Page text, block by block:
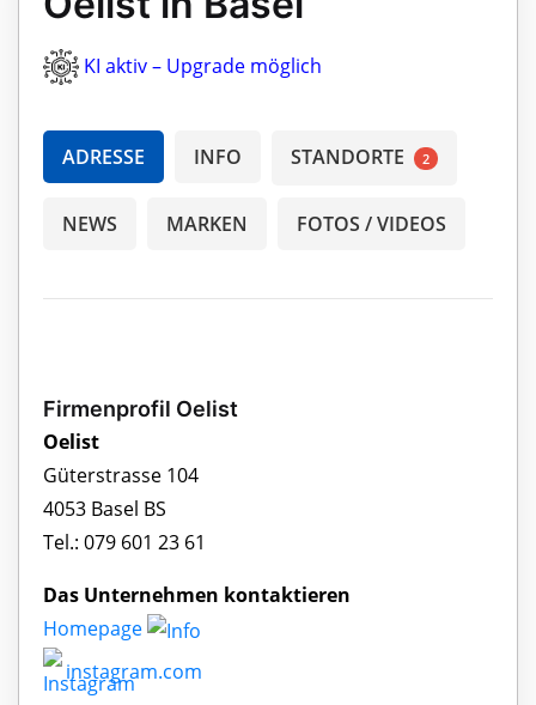
KI aktiv – Upgrade möglich
ADRESSE INFO STANDORTE 2
NEWS MARKEN FOTOS / VIDEOS
Firmenprofil Oelist
Oelist
Güterstrasse 104
4053 Basel BS
Tel.: 079 601 23 61
Das Unternehmen kontaktieren
Homepage
instagram.com